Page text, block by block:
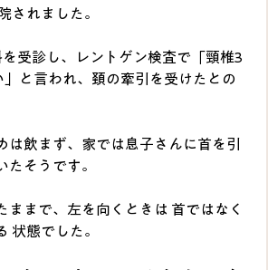
されました。
受診し、レントゲン検査で「頸椎3
と言われ、頚の牽引を受けたとの
は飲まず、家では息子さんに首を引
たそうです。
ままで、左を向くときは 首ではなく
状態でした。